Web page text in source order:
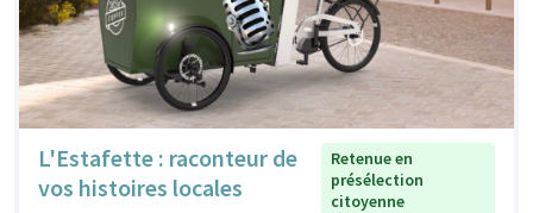
L'Estafette : raconteur de
vos histoires locales
Retenue en
présélection
citoyenne